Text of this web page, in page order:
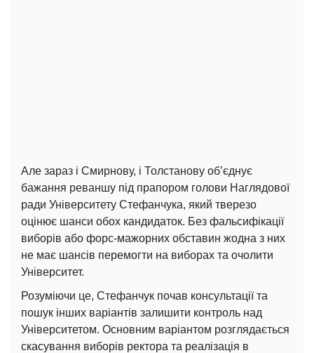
Але зараз і Смирнову, і Толстанову об’єднує
бажання реваншу під прапором голови Наглядової
ради Університету Стефанчука, який тверезо
оцінює шанси обох кандидаток. Без фальсифікації
виборів або форс-мажорних обставин жодна з них
не має шансів перемогти на виборах та очолити
Університет.
Розуміючи це, Стефанчук почав консультації та
пошук інших варіантів залишити контроль над
Університетом. Основним варіантом розглядається
скасування виборів ректора та реалізація в